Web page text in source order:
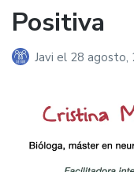
Positiva
Javi el 28 agosto,